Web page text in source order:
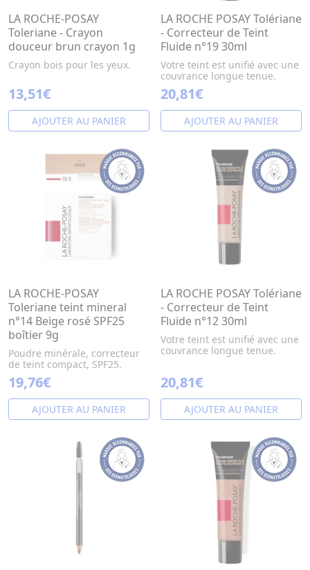
LA ROCHE-POSAY
Toleriane - Crayon
douceur brun crayon 1g
Crayon bois pour les yeux.
13,51€
AJOUTER AU PANIER
LA ROCHE POSAY Tolériane
- Correcteur de Teint
Fluide n°19 30ml
Votre teint est unifié avec une
couvrance longue tenue.
20,81€
AJOUTER AU PANIER
LA ROCHE-POSAY
Toleriane teint mineral
n°14 Beige rosé SPF25
boîtier 9g
Poudre minérale, correcteur
de teint compact, SPF25.
19,76€
AJOUTER AU PANIER
LA ROCHE POSAY Tolériane
- Correcteur de Teint
Fluide n°12 30ml
Votre teint est unifié avec une
couvrance longue tenue.
20,81€
AJOUTER AU PANIER